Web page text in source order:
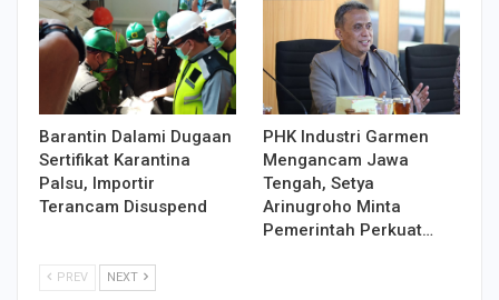
Barantin Dalami Dugaan
Sertifikat Karantina
Palsu, Importir
Terancam Disuspend
PHK Industri Garmen
Mengancam Jawa
Tengah, Setya
Arinugroho Minta
Pemerintah Perkuat…
PREV NEXT